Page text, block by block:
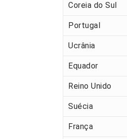
Coreia do Sul
Portugal
Ucrânia
Equador
Reino Unido
Suécia
França